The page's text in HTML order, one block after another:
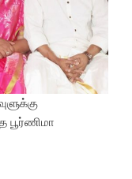
பூர்ணிமா